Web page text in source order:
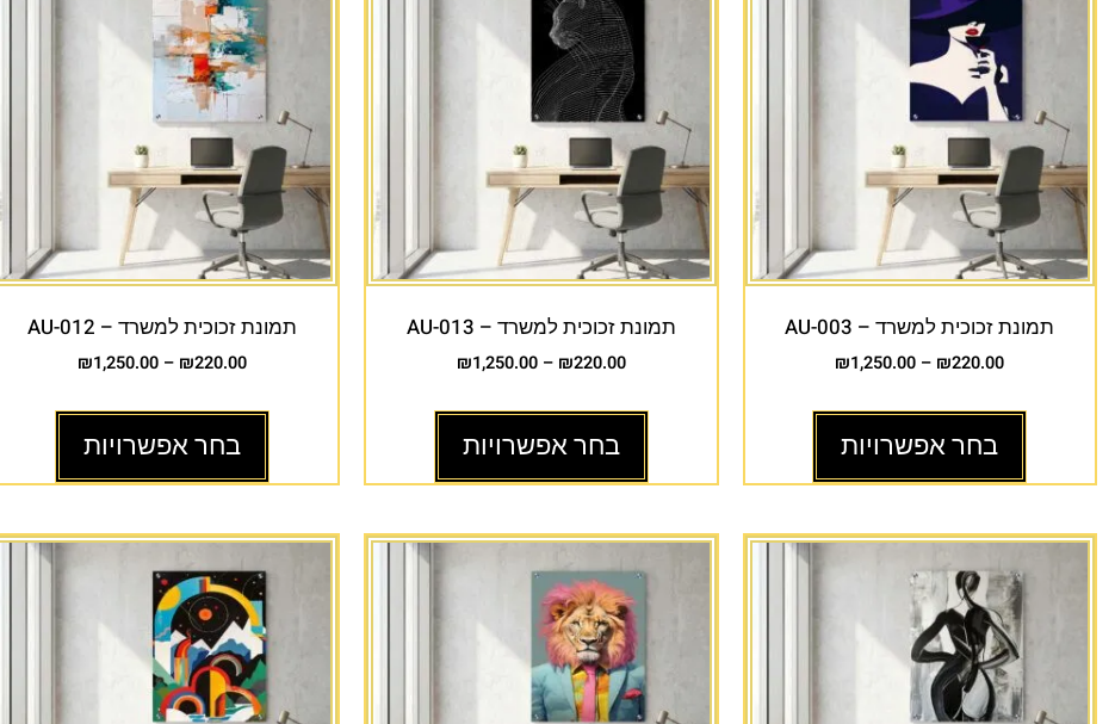
תמונת זכוכית למשרד – AU-003
₪220.00
–
₪1,250.00
בחר אפשרויות
תמונת זכוכית למשרד – AU-013
₪220.00
–
₪1,250.00
בחר אפשרויות
תמונת זכוכית למשרד – AU-012
₪220.00
–
₪1,250.00
בחר אפשרויות